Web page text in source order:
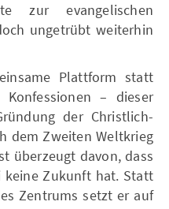
zur evangelischen
ungetrübt weiterhin
Plattform statt
– dieser
der Christlich-
dem Zweiten Weltkrieg
überzeugt davon, dass
keine Zukunft hat. Statt
Zentrums setzt er auf